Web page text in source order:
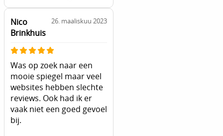
Nico
Brinkhuis
26. maaliskuu 2023
Was op zoek naar een
mooie spiegel maar veel
websites hebben slechte
reviews. Ook had ik er
vaak niet een goed gevoel
bij.